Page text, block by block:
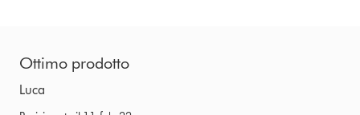
Ottimo prodotto
Luca